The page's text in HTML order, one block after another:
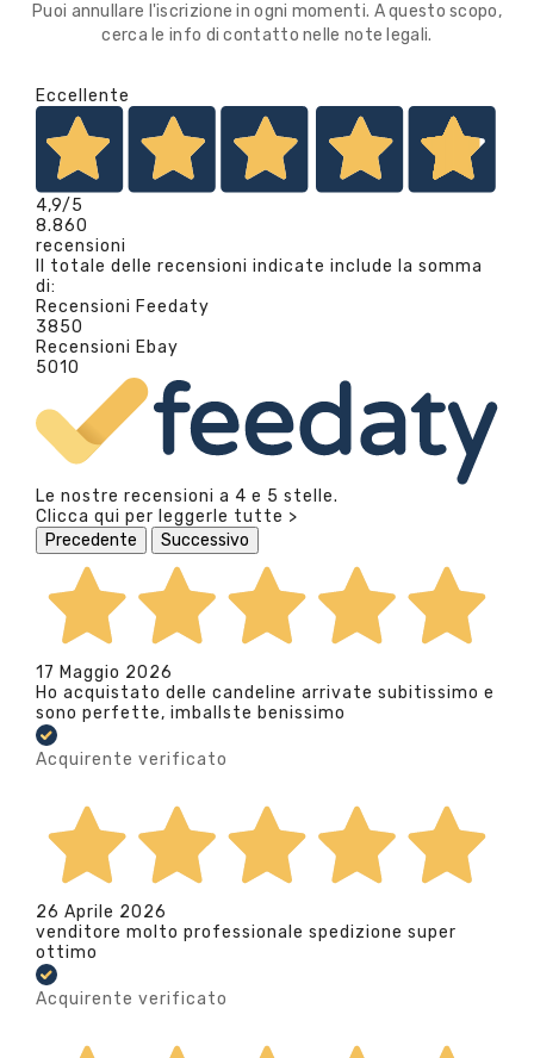
Puoi annullare l'iscrizione in ogni momenti. A questo scopo,
cerca le info di contatto nelle note legali.
Eccellente
4,9/5
8.860
recensioni
Il totale delle recensioni indicate include la somma
di:
Recensioni Feedaty
3850
Recensioni Ebay
5010
Le nostre recensioni a 4 e 5 stelle.
Clicca qui per leggerle tutte >
Precedente
Successivo
17 Maggio 2026
Ho acquistato delle candeline arrivate subitissimo e
sono perfette, imballste benissimo
Acquirente verificato
26 Aprile 2026
venditore molto professionale spedizione super
ottimo
Acquirente verificato